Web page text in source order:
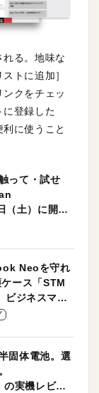
る。地味な
トに追加］
クをチェッ
に登録した
に使うこと
って・試せ
（土）に開催
Neoを守れ
ース「STM
ビジネスマン
固体電池。選
実機レビュ